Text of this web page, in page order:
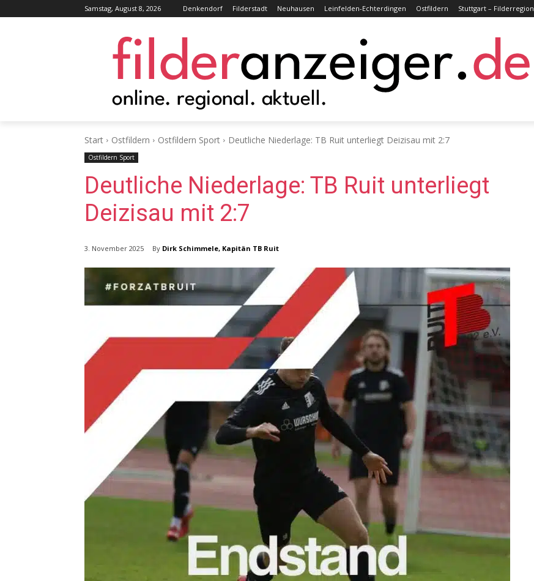
Samstag, August 8, 2026 Denkendorf Filderstadt Neuhausen Leinfelden-Echterdingen Ostfildern Stuttgart – Filderregion
Start Ostfildern Ostfildern Sport Deutliche Niederlage: TB Ruit unterliegt Deizisau mit 2:7
Ostfildern Sport
Deutliche Niederlage: TB Ruit unterliegt
Deizisau mit 2:7
3. November 2025 By Dirk Schimmele, Kapitän TB Ruit